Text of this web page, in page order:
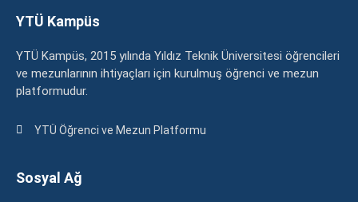
YTÜ Kampüs
YTÜ Kampüs, 2015 yılında Yıldız Teknik Üniversitesi öğrencileri
ve mezunlarının ihtiyaçları için kurulmuş öğrenci ve mezun
platformudur.
YTÜ Öğrenci ve Mezun Platformu
Sosyal Ağ